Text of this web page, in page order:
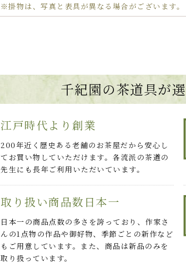
※掛物は、写真と表具が異なる場合がございます。
千紀園の茶道具が
江戸時代より創業
200年近く歴史ある老舗のお茶屋だから安心し
てお買い物していただけます。各流派の茶道の
先生にも長年ご利用いただいています。
取り扱い商品数日本一
日本一の商品点数の多さを誇っており、作家さ
んの1点物の作品や御好物、季節ごとの新作など
もご用意しています。また、商品は新品のみを
取り扱っています。